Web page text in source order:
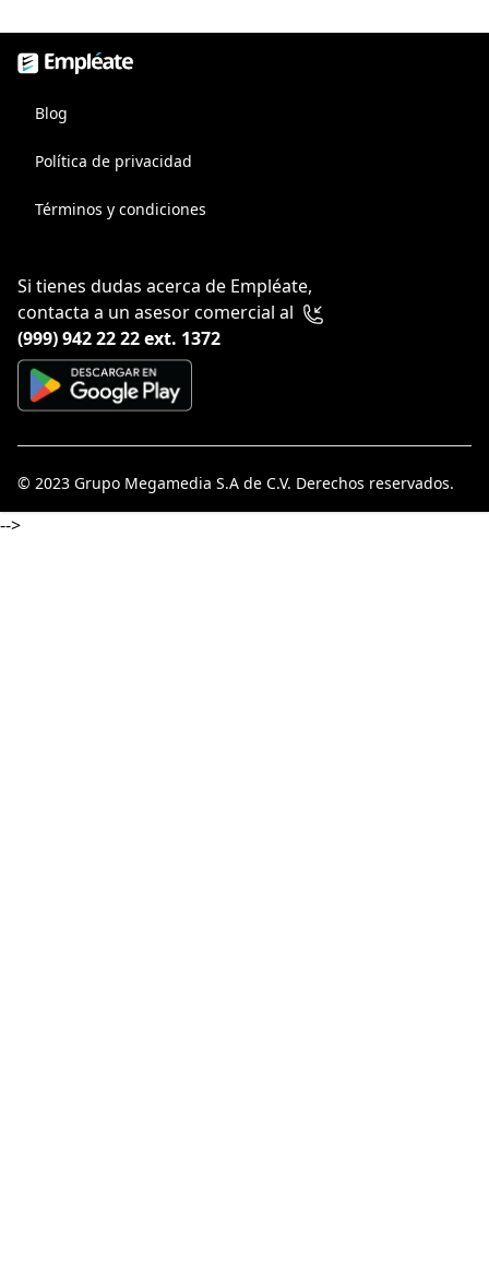
Empléate, bolsa de trabajo
Blog
Política de privacidad
Términos y condiciones
Si tienes dudas acerca de Empléate,
contacta a un asesor comercial al
(999) 942 22 22 ext. 1372
© 2023 Grupo Megamedia S.A de C.V. Derechos reservados.
-->